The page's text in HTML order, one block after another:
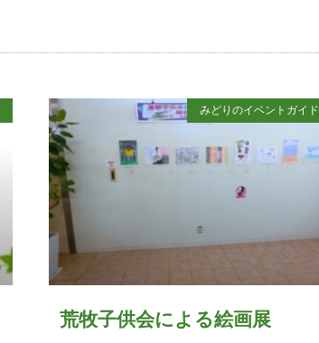
みどりのイベントガイド
荒牧子供会による絵画展